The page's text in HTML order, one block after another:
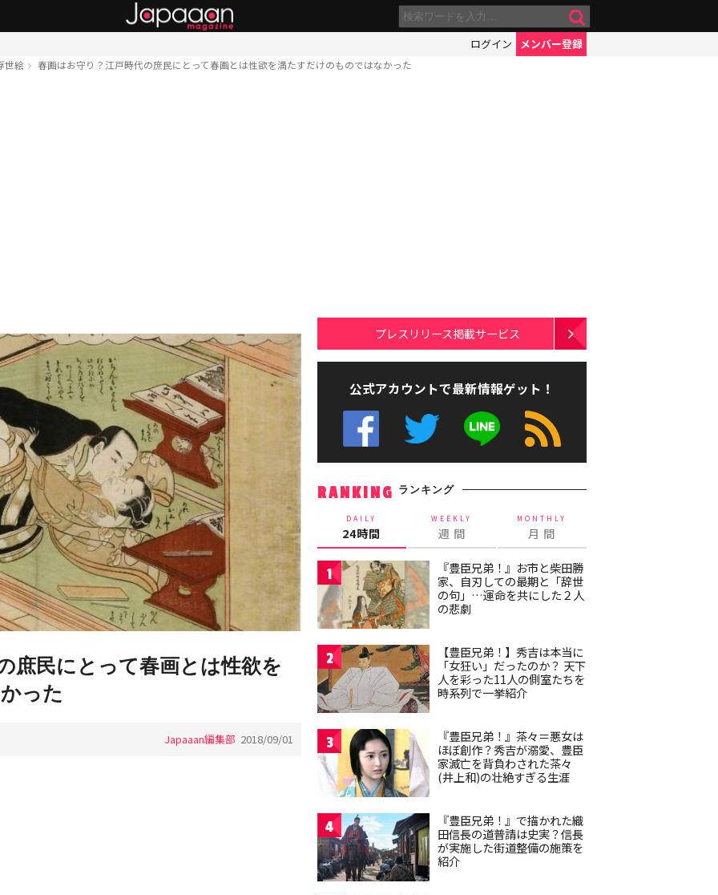
ログイン メンバー登録
世絵 春画はお守り？江戸時代の庶民にとって春画とは性欲を満たすだけのものではなかった
庶民にとって春画とは性欲を
った
Japaaan編集部 2018/09/01
プレスリリース掲載サービス
公式アカウントで最新情報ゲット！
RANKING ランキング
DAILY
24時間
WEEKLY
週 間
MONTHLY
月 間
1
『豊臣兄弟！』お市と柴田勝
家、自刃しての最期と「辞世
の句」…運命を共にした２人
の悲劇
2
【豊臣兄弟！】秀吉は本当に
「女狂い」だったのか？ 天下
人を彩った11人の側室たちを
時系列で一挙紹介
3
『豊臣兄弟！』茶々＝悪女は
ほぼ創作？秀吉が溺愛、豊臣
家滅亡を背負わされた茶々
(井上和)の壮絶すぎる生涯
4
『豊臣兄弟！』で描かれた織
田信長の道普請は史実？信長
が実施した街道整備の施策を
紹介